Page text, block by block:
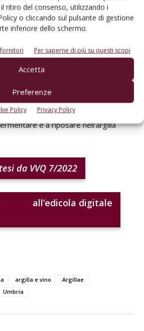
ritiro del consenso, utilizzando i
o cliccando sul pulsante di gestione
inferiore dello schermo.
fornitori Per saperne di più su questi scopi
Accetta
Preferenze
Policy Privacy Policy
bottiglia, come nelle migliori tradizioni di distilleria,
è il riflesso e l’immagine di questa
tuttavia il Primo d’Anfora,
in anfore di argilla, estremizza e
territoriale al suo apice più alto,
il cerchio: un vino che nasce
e a riposare nell’argilla
da VVQ 7/2022
all’edicola digitale
argilla e vino
Argillae
Umbria